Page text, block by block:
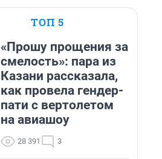
ТОП 5
«Прошу прощения за
смелость»: пара из
Казани рассказала,
как провела гендер-
пати с вертолетом
на авиашоу
28 391 3